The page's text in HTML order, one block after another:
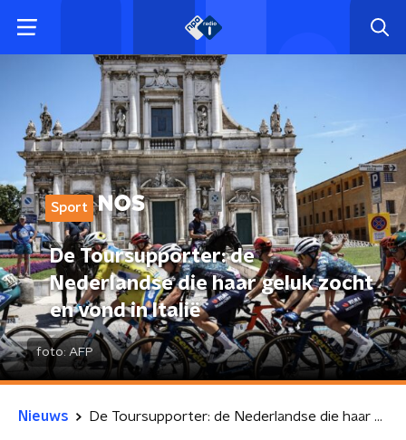
Sport
De Toursupporter: de
Nederlandse die haar geluk zocht
en vond in Italië
foto: AFP
Nieuws De Toursupporter: de Nederlandse die haar geluk zocht en vond in Italië